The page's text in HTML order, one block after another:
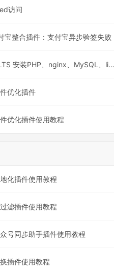
访问
宝整合插件：支付宝异步验签失败
Ubuntu 24.04.4 LTS 安装PHP、nginx、MySQL、libreoffice
优化插件
优化插件使用教程
化插件使用教程
滤插件使用教程
号同步助手插件使用教程
插件使用教程